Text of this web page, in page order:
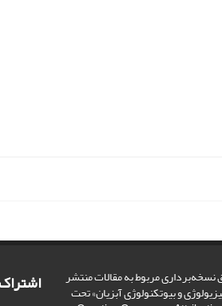
نسخه‌برداری مربوط به مقالات منتشر
و بیوتکنولوژی آبزیان» تحت